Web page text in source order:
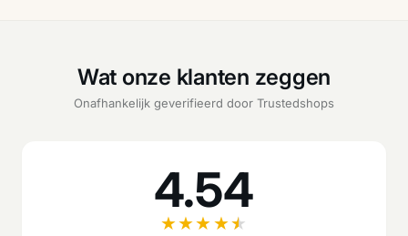
Wat onze klanten zeggen
Onafhankelijk geverifieerd door Trustedshops
4.54
★★★★★